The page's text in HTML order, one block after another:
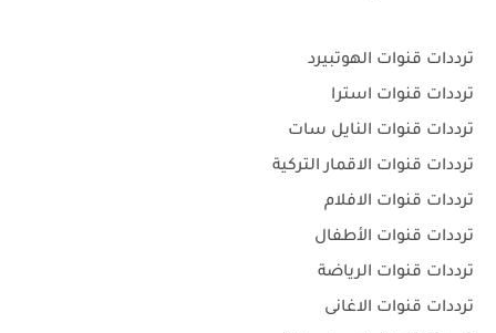
ترددات قنوات الهوتبيرد
ترددات قنوات استرا
ترددات قنوات النايل سات
ترددات قنوات الاقمار التركية
ترددات قنوات الافلام
ترددات قنوات الأطفال
ترددات قنوات الرياضة
ترددات قنوات الاغانى